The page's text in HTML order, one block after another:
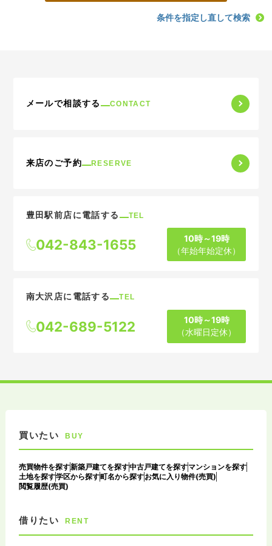
条件を指定し直して検索
メールで相談する CONTACT
来店のご予約 RESERVE
豊田駅前店に電話する TEL
042-843-1655
10時～19時
（年始年始定休）
南大沢店に電話する TEL
042-689-5122
10時～19時
（水曜日定休）
買いたい BUY
売買物件を探す新築戸建てを探す中古戸建てを探すマンションを探す
土地を探す学区から探す町名から探すお気に入り物件(売買)
閲覧履歴(売買)
借りたい RENT